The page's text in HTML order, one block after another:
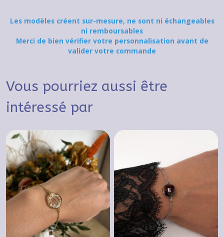
Les modèles créent sur-mesure, ne sont ni échangeables
ni remboursables
Merci de bien vérifier votre personnalisation avant de
valider votre commande
Vous pourriez aussi être
intéressé par